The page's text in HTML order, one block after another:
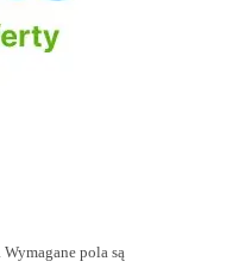
Wymagane pola są